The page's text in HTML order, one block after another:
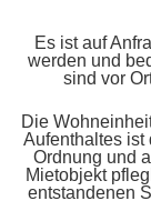
Es ist auf
werden und
sind vor
Die
Aufenthaltes ist
Ordnung und
Mietobjekt
entstandenen